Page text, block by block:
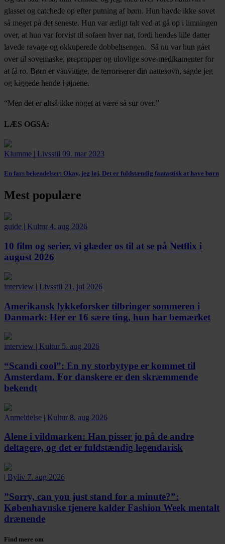
glasset og catchede op efter putning af børn. Hun havde ikke sovet
så meget på det seneste. Hun var ærligt talt ved at gå op i limningen
over, at hun var forvist til sofaen hver nat, fordi hendes lille datter
lavede ravage og okkuperede dobbeltsengen. Så nu var hun gået
over til sovemaske, ørepropper og ulovlige sove-medikamenter for
at få ro. Børn er vanvittige, de terroriserer din nattesøvn, sagde jeg
og kiggede hende i øjnene.
“Men det er altså ikke noget at være så sur over.”
LÆS OGSÅ:
Klumme | Livsstil 09. mar 2023
En fars bekendelser: Okay, jeg løj. Det er fuldstændig fantastisk at have børn
Mest populære
guide | Kultur 4. aug 2026
10 film og serier, vi glæder os til at se på Netflix i
august 2026
interview | Livsstil 21. jul 2026
Amerikansk lykkeforsker tilbringer sommeren i
Danmark: Her er 16 sære ting, hun har bemærket
interview | Kultur 5. aug 2026
“Scandi cool”: En ny storbytype er kommet til
Amsterdam. For danskere er den skræmmende
bekendt
Anmeldelse | Kultur 8. aug 2026
Alene i vildmarken: Han pisser jo på de andre
deltagere, og det er fuldstændig legendarisk
| Byliv 7. aug 2026
”Sorry, can you just stand for a minute?”:
Københavnske tjenere kalder Fashion Week mentalt
drænende
Find mere om